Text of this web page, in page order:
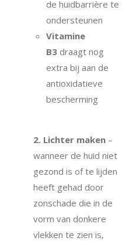
de huidbarrière te
ondersteunen
Vitamine
B3 draagt nog
extra bij aan de
antioxidatieve
bescherming
2. Lichter maken–
wanneer de huid niet
gezond is of te lijden
heeft gehad door
zonschade die in de
vorm van donkere
vlekken te zien is,